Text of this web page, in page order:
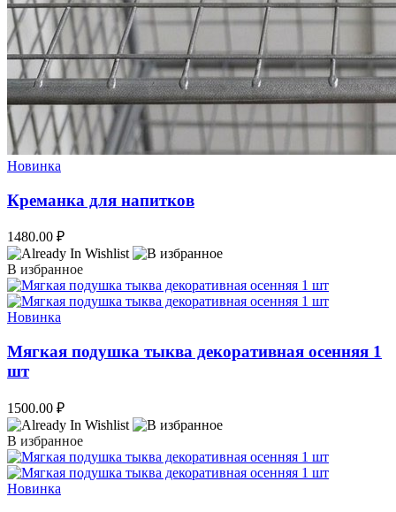
Новинка
Креманка для напитков
1480.00 ₽
В избранное
Новинка
Мягкая подушка тыква декоративная осенняя 1
шт
1500.00 ₽
В избранное
Новинка